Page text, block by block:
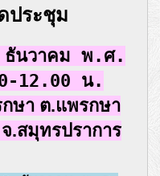
ประชุม
ธันวาคม พ.ศ.
12.00 น.
ษา ต.แพรกษา
.สมุทรปราการ